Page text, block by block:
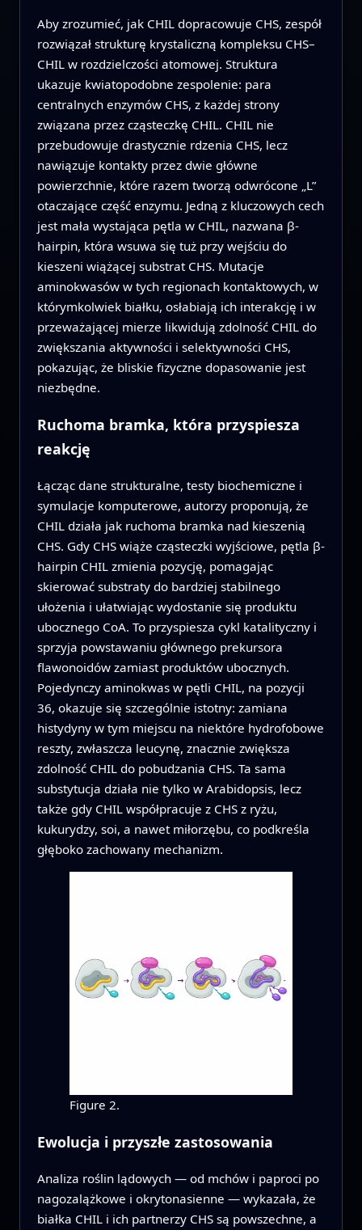
Aby zrozumieć, jak CHIL dopracowuje CHS, zespół
rozwiązał strukturę krystaliczną kompleksu CHS–
CHIL w rozdzielczości atomowej. Struktura
ukazuje kwiatopodobne zespolenie: para
centralnych enzymów CHS, z każdej strony
związana przez cząsteczkę CHIL. CHIL nie
przebudowuje drastycznie rdzenia CHS, lecz
nawiązuje kontakty przez dwie główne
powierzchnie, które razem tworzą odwrócone „L”
otaczające część enzymu. Jedną z kluczowych cech
jest mała wystająca pętla w CHIL, nazwana β-
hairpin, która wsuwa się tuż przy wejściu do
kieszeni wiążącej substrat CHS. Mutacje
aminokwasów w tych regionach kontaktowych, w
którymkolwiek białku, osłabiają ich interakcję i w
przeważającej mierze likwidują zdolność CHIL do
zwiększania aktywności i selektywności CHS,
pokazując, że bliskie fizyczne dopasowanie jest
niezbędne.
Ruchoma bramka, która przyspiesza
reakcję
Łącząc dane strukturalne, testy biochemiczne i
symulacje komputerowe, autorzy proponują, że
CHIL działa jak ruchoma bramka nad kieszenią
CHS. Gdy CHS wiąże cząsteczki wyjściowe, pętla β-
hairpin CHIL zmienia pozycję, pomagając
skierować substraty do bardziej stabilnego
ułożenia i ułatwiając wydostanie się produktu
ubocznego CoA. To przyspiesza cykl katalityczny i
sprzyja powstawaniu głównego prekursora
flawonoidów zamiast produktów ubocznych.
Pojedynczy aminokwas w pętli CHIL, na pozycji
36, okazuje się szczególnie istotny: zamiana
histydyny w tym miejscu na niektóre hydrofobowe
reszty, zwłaszcza leucynę, znacznie zwiększa
zdolność CHIL do pobudzania CHS. Ta sama
substytucja działa nie tylko w Arabidopsis, lecz
także gdy CHIL współpracuje z CHS z ryżu,
kukurydzy, soi, a nawet miłorzębu, co podkreśla
głęboko zachowany mechanizm.
Figure 2.
Ewolucja i przyszłe zastosowania
Analiza roślin lądowych — od mchów i paproci po
nagozalążkowe i okrytonasienne — wykazała, że
białka CHIL i ich partnerzy CHS są powszechne, a